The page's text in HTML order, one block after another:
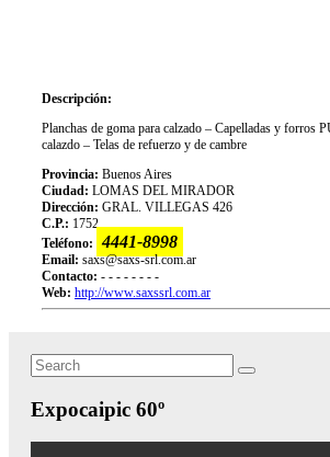
Descripción:
Planchas de goma para calzado – Capelladas y forros
calazdo – Telas de refuerzo y de cambre
Provincia: Buenos Aires
Ciudad: LOMAS DEL MIRADOR
Dirección: GRAL. VILLEGAS 426
C.P.: 1752
Teléfono:
4441-8998
Email: saxs@saxs-srl.com.ar
Contacto: - - - - - - - -
Web: http://www.saxssrl.com.ar
Search
for:
Search
Expocaipic 60º